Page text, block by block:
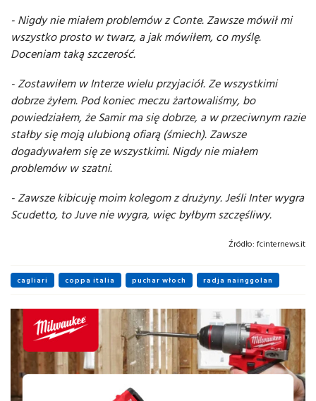
- Nigdy nie miałem problemów z Conte. Zawsze mówił mi
wszystko prosto w twarz, a jak mówiłem, co myślę.
Doceniam taką szczerość.
- Zostawiłem w Interze wielu przyjaciół. Ze wszystkimi
dobrze żyłem. Pod koniec meczu żartowaliśmy, bo
powiedziałem, że Samir ma się dobrze, a w przeciwnym razie
stałby się moją ulubioną ofiarą (śmiech). Zawsze
dogadywałem się ze wszystkimi. Nigdy nie miałem
problemów w szatni.
- Zawsze kibicuję moim kolegom z drużyny. Jeśli Inter wygra
Scudetto, to Juve nie wygra, więc byłbym szczęśliwy.
Źródło: fcinternews.it
cagliari coppa italia puchar włoch radja nainggolan